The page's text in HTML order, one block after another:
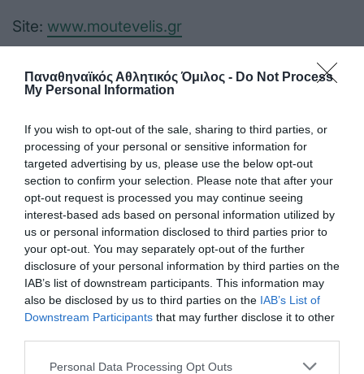
Παναθηναϊκός Αθλητικός Όμιλος - Do Not Process
My Personal Information
If you wish to opt-out of the sale, sharing to third parties, or
processing of your personal or sensitive information for
targeted advertising by us, please use the below opt-out
section to confirm your selection. Please note that after your
opt-out request is processed you may continue seeing
interest-based ads based on personal information utilized by
us or personal information disclosed to third parties prior to
your opt-out. You may separately opt-out of the further
disclosure of your personal information by third parties on the
IAB’s list of downstream participants. This information may
also be disclosed by us to third parties on the IAB’s List of
Downstream Participants that may further disclose it to other
Please note that this website/app uses one or more Google
Personal Data Processing Opt Outs
Site: www.moutevelis.gr
Facebook: Λουκάνικα Μουτεβελής
ΤΕΛΕΥΤΑΙΑ ΝΕΑ